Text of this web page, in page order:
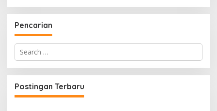
Pencarian
Search
for:
Postingan Terbaru